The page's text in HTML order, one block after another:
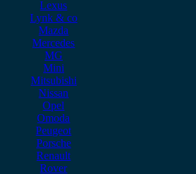
Lexus
Lynk & co
Mazda
Mercedes
MG
Mini
Mitsubishi
Nissan
Opel
Omoda
Peugeot
Porsche
Renault
Rover